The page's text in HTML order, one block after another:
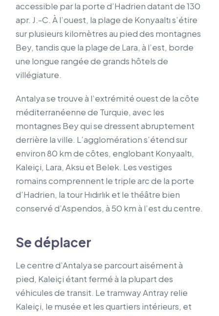
accessible par la porte d’Hadrien datant de 130
apr. J.-C. À l’ouest, la plage de Konyaaltı s’étire
sur plusieurs kilomètres au pied des montagnes
Bey, tandis que la plage de Lara, à l’est, borde
une longue rangée de grands hôtels de
villégiature.
Antalya se trouve à l’extrémité ouest de la côte
méditerranéenne de Turquie, avec les
montagnes Bey qui se dressent abruptement
derrière la ville. L’agglomération s’étend sur
environ 80 km de côtes, englobant Konyaaltı,
Kaleiçi, Lara, Aksu et Belek. Les vestiges
romains comprennent le triple arc de la porte
d’Hadrien, la tour Hıdırlık et le théâtre bien
conservé d’Aspendos, à 50 km à l’est du centre.
Se déplacer
Le centre d’Antalya se parcourt aisément à
pied, Kaleiçi étant fermé à la plupart des
véhicules de transit. Le tramway Antray relie
Kaleiçi, le musée et les quartiers intérieurs, et